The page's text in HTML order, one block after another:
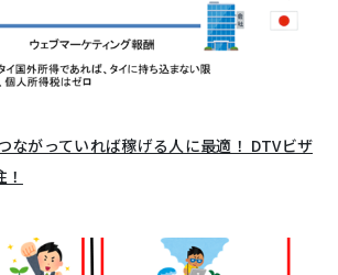
ながっていれば稼げる人に最適！ DTVビザ